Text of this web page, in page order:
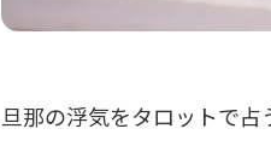
旦那の浮気をタロットで占